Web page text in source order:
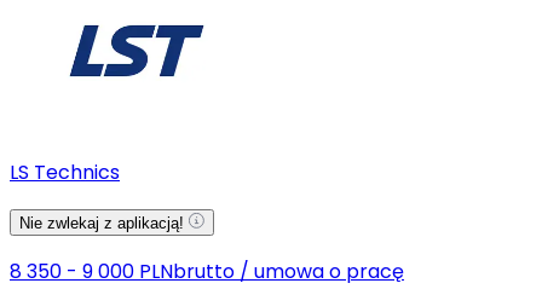
LS Technics
Nie zwlekaj z aplikacją!
8 350 - 9 000 PLNbrutto / umowa o pracę